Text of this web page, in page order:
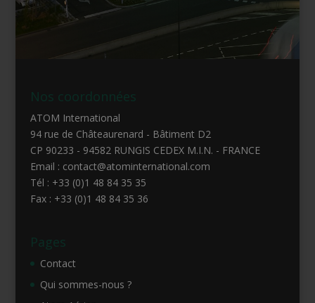
Nos coordonnées
ATOM International
94 rue de Châteaurenard - Bâtiment D2
CP 90233 - 94582 RUNGIS CEDEX M.I.N. - FRANCE
Email : contact@atominternational.com
Tél : +33 (0)1 48 84 35 35
Fax : +33 (0)1 48 84 35 36
Pages
Contact
Qui sommes-nous ?